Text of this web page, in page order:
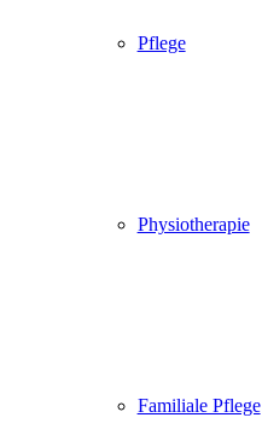
Pflege
Physiotherapie
Familiale Pflege